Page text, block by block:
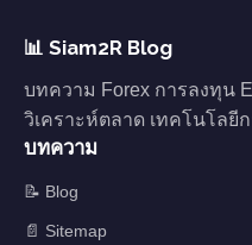
📊 Siam2R Blog
บทความ Forex การลงทุน
วิเคราะห์ตลาด เทคโนโลยีก
บทความ
📝 Blog
📄 Sitemap